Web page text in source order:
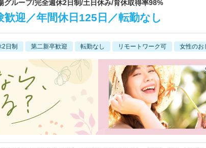
ループ/完全週休2日制/土日休み/育休取得率98%
迎／年間休日125日／転勤なし
日制 第二新卒歓迎 転勤なし リモートワーク可 女性のお